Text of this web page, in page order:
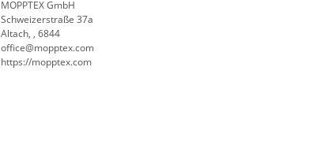
MOPPTEX GmbH
Schweizerstraße 37a
Altach, , 6844
office@mopptex.com
https://mopptex.com